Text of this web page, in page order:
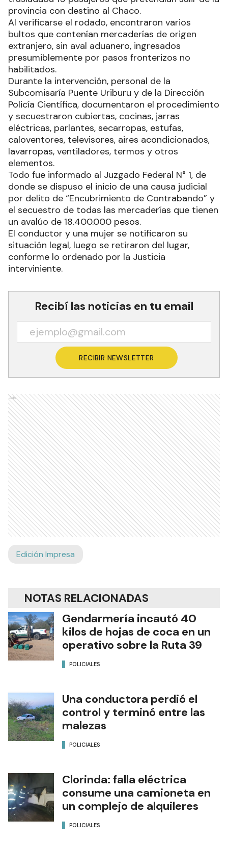
provincia con destino al Chaco.
Al verificarse el rodado, encontraron varios
bultos que contenían mercaderías de origen
extranjero, sin aval aduanero, ingresados
presumiblemente por pasos fronterizos no
habilitados.
Durante la intervención, personal de la
Subcomisaría Puente Uriburu y de la Dirección
Policía Científica, documentaron el procedimiento
y secuestraron cubiertas, cocinas, jarras
eléctricas, parlantes, secarropas, estufas,
caloventores, televisores, aires acondicionados,
lavarropas, ventiladores, termos y otros
elementos.
Todo fue informado al Juzgado Federal N° 1, de
donde se dispuso el inicio de una causa judicial
por delito de “Encubrimiento de Contrabando” y
el secuestro de todas las mercaderías que tienen
un avalúo de 18.400.000 pesos.
El conductor y una mujer se notificaron su
situación legal, luego se retiraron del lugar,
conforme lo ordenado por la Justicia
interviniente.
Recibí las noticias en tu email
RECIBIR NEWSLETTER
Ads
Edición Impresa
NOTAS RELACIONADAS
Gendarmería incautó 40
kilos de hojas de coca en un
operativo sobre la Ruta 39
POLICIALES
Una conductora perdió el
control y terminó entre las
malezas
POLICIALES
Clorinda: falla eléctrica
consume una camioneta en
un complejo de alquileres
POLICIALES